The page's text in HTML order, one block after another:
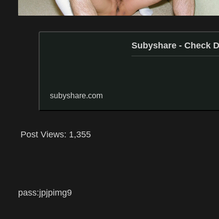
Subyshare - Check
subyshare.com
Post Views: 1,355
pass:jpjpimg9